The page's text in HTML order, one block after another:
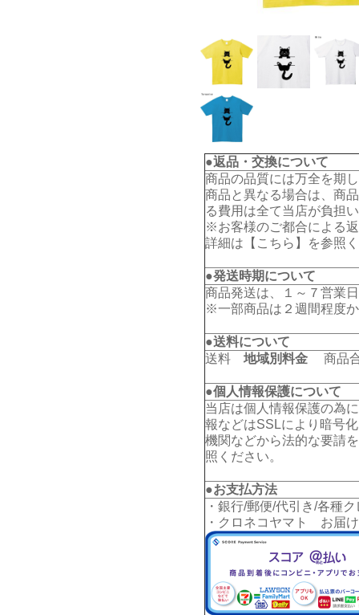
●返品・交換について
商品の品質には万全を期
商品と異なる場合は、商
る費用は全て当店が負担
※お客様のご都合による
詳細は【 こちら 】を参照
●発送時期について
商品発送は、１～７営業
※一部商品は２週間程度
●送料について
送料 地域別料金 商品合
●個人情報保護について
当店は個人情報保護の為
報などはSSLにより暗号
機関などから法的な要請
照ください。
●お支払方法
・銀行/郵便/代引き/各種
・クロネコヤマト お届